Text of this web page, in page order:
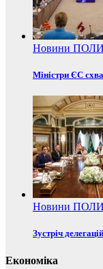
Новини
Міністри ЄС
Новини
Зустріч
Економіка